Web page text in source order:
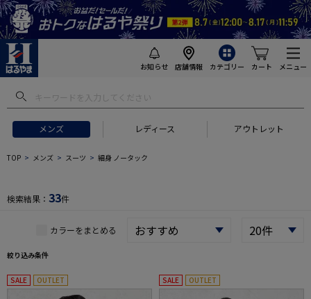
お知らせ 店舗情報 カテゴリー カート メニュー
メンズ レディース アウトレット
フトにおすすめ #セットアップ スーツ
TOP メンズ スーツ 細身 ノータック
検索結果： 33件
カラーをまとめる
絞り込み条件
SALE OUTLET SALE OUTLET